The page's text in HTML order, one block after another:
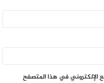
الإلكتروني في هذا المتصفح